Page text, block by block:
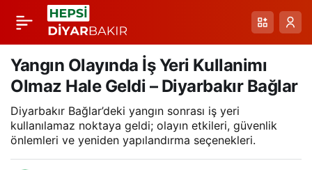
Yangın Olayında İş Yeri Kullanimı
Olmaz Hale Geldi – Diyarbakır Bağlar
Diyarbakır Bağlar’deki yangın sonrası iş yeri
kullanılamaz noktaya geldi; olayın etkileri, güvenlik
önlemleri ve yeniden yapılandırma seçenekleri.
Çüngüş ile Karakaya
Barajı Yolunda Yağış
Sonrası Hasar ve
Onarım Çağrısı
Paylaş